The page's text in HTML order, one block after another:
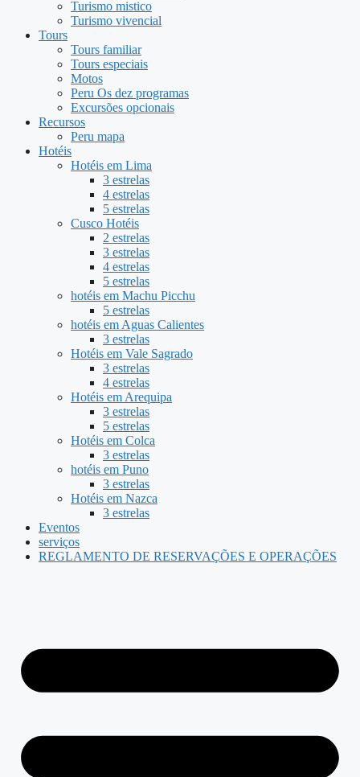
Turismo mistico
Turismo vivencial
Tours
Tours familiar
Tours especiais
Motos
Peru Os dez programas
Excursões opcionais
Recursos
Peru mapa
Hotéis
Hotéis em Lima
3 estrelas
4 estrelas
5 estrelas
Cusco Hotéis
2 estrelas
3 estrelas
4 estrelas
5 estrelas
hotéis em Machu Picchu
5 estrelas
hotéis em Aguas Calientes
3 estrelas
Hotéis em Vale Sagrado
3 estrelas
4 estrelas
Hotéis em Arequipa
3 estrelas
5 estrelas
Hotéis em Colca
3 estrelas
hotéis em Puno
3 estrelas
Hotéis em Nazca
3 estrelas
Eventos
serviços
REGLAMENTO DE RESERVAÇÕES E OPERAÇÕES